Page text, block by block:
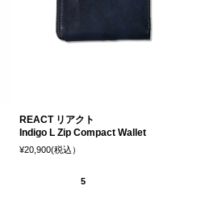
REACT リアクト
Indigo L Zip Compact Wallet
¥20,900(税込）